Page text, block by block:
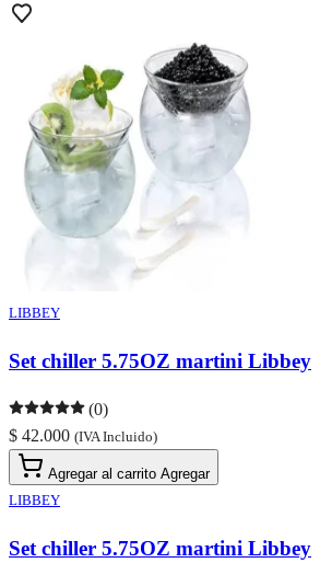
LIBBEY
Set chiller 5.75OZ martini Libbey
(0)
$ 42.000 (IVA Incluido)
Agregar al carrito Agregar
LIBBEY
Set chiller 5.75OZ martini Libbey